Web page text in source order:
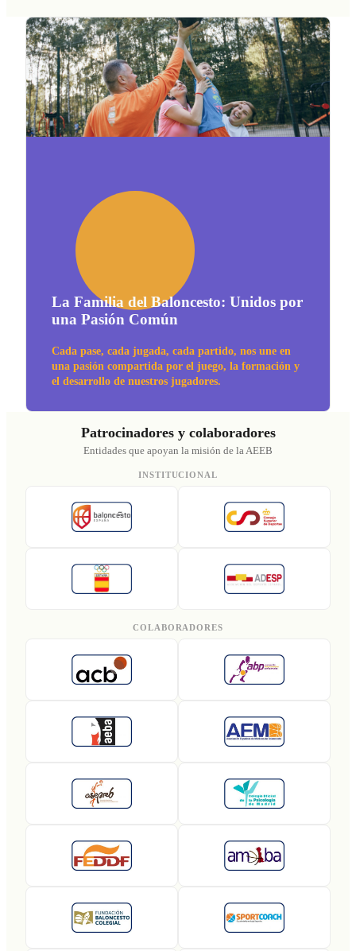
La Familia del Baloncesto: Unidos por
una Pasión Común
una pasión compartida por el juego, la formación y
el desarrollo de nuestros jugadores.
Patrocinadores y colaboradores
Entidades que apoyan la misión de la AEEB